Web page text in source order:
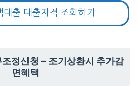
출 대출자격 조회하기
정신청 – 조기상환시 추가감
면혜택